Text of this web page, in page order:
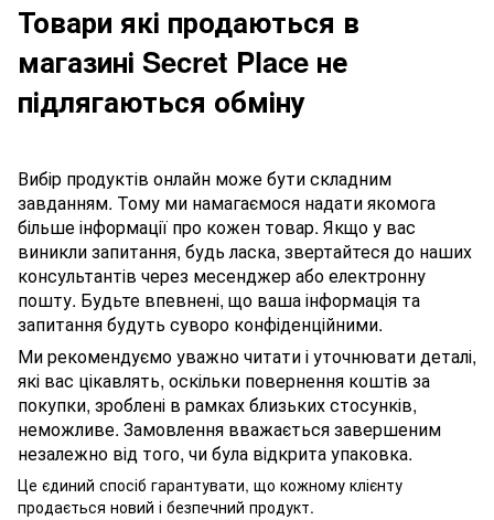
Товари які продаються в
магазині Secret Place не
підлягаються обміну
Вибір продуктів онлайн може бути складним
завданням. Тому ми намагаємося надати якомога
більше інформації про кожен товар. Якщо у вас
виникли запитання, будь ласка, звертайтеся до наших
консультантів через месенджер або електронну
пошту. Будьте впевнені, що ваша інформація та
запитання будуть суворо конфіденційними.
Ми рекомендуємо уважно читати і уточнювати деталі,
які вас цікавлять, оскільки повернення коштів за
покупки, зроблені в рамках близьких стосунків,
неможливе. Замовлення вважається завершеним
незалежно від того, чи була відкрита упаковка.
Це єдиний спосіб гарантувати, що кожному клієнту
продається новий і безпечний продукт.